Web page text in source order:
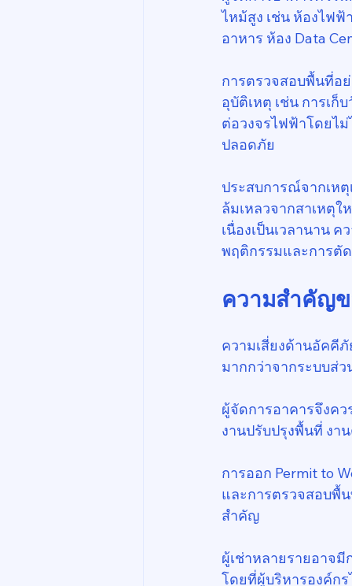
ไหม้สูง เช่น ห้องไฟฟ้
อาหาร ห้อง Data
การตรวจสอบพื้นที่อ
อุบัติเหตุ เช่น การเก็
ต่อวงจรไฟฟ้าโดยไ
ปลอดภัย
ประสบการณ์จากเห
ล้มเหลวจากสาเหตุใ
เนื่องเป็นเวลานาน
พฤติกรรมและการตั
ความสำคัญข
ความเสี่ยงด้านอัคคี
มากกว่าจากระบบส่
ผู้จัดการอาคารจึงค
งานปรับปรุงพื้นที่ งา
การออก Permit to
และการตรวจสอบพื้
สำคัญ
ผู้เช่าหลายรายอาจ
โดยที่ผู้บริหารองค์ก